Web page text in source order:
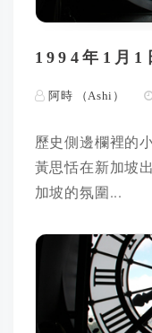
1994年1月1
阿時 （Ashi）
歷史側邊欄裡的
黃思恬在新加坡
加坡的氛圍...